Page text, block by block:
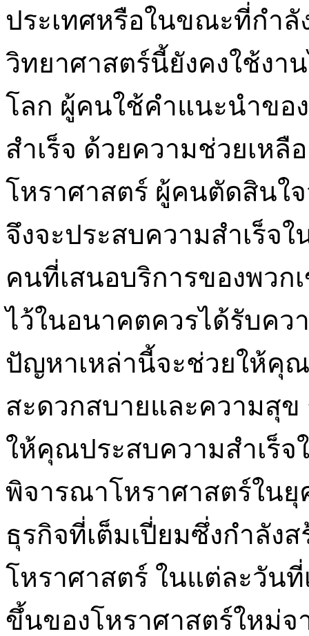
ประเทศหรือในขณะที่กำลั
วิทยาศาสตร์นี้ยังคงใช้งา
โลก ผู้คนใช้คำแนะนำขอ
สำเร็จ ด้วยความช่วยเห
โหราศาสตร์ ผู้คนตัดสินใ
จึงจะประสบความสำเร็จ
คนที่เสนอบริการของพวก
ไว้ในอนาคตควรได้รับคว
ปัญหาเหล่านี้จะช่วยให้คุ
สะดวกสบายและความสุ
ให้คุณประสบความสำเร็
พิจารณาโหราศาสตร์ในยุ
ธุรกิจที่เต็มเปี่ยมซึ่งกำลัง
โหราศาสตร์ ในแต่ละวัน
ขึ้นของโหราศาสตร์ใหม่จ